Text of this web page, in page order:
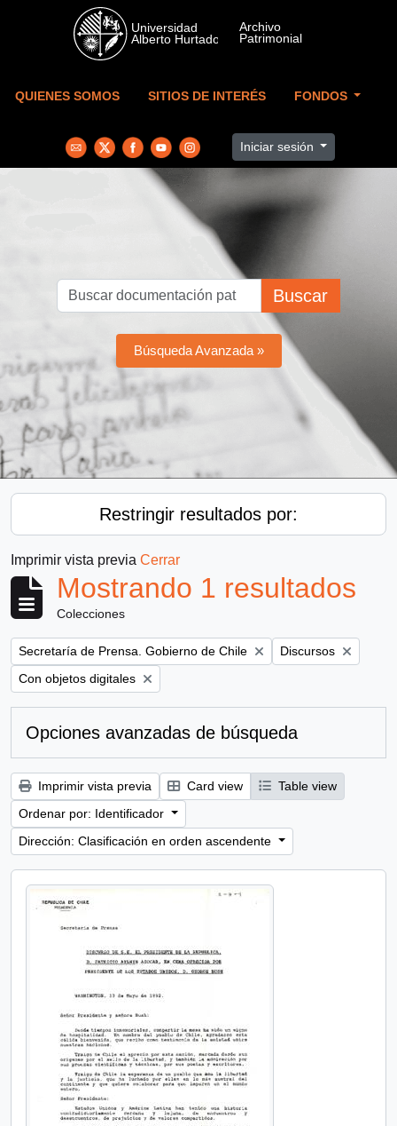
Skip to main content
QUIENES SOMOS SITIOS DE INTERÉS FONDOS
Iniciar sesión
Buscar
Búsqueda Avanzada »
Restringir resultados por:
Imprimir vista previa Cerrar
Mostrando 1 resultados
Colecciones
Remove filter:
Secretaría de Prensa. Gobierno de Chile Remove filter:
Discursos
Remove filter:
Con objetos digitales
Opciones avanzadas de búsqueda
Imprimir vista previa Card view
Table view
Ordenar por: Identificador
Dirección: Clasificación en orden ascendente